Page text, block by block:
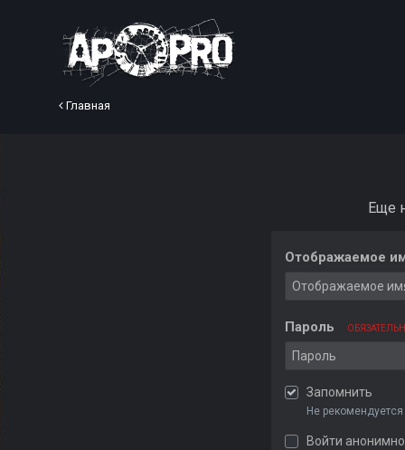
Главная
Еще
Отображаемое
Пароль
Запомнить
Не
Войти анонимно